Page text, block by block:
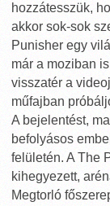
hozzátesszük,
akkor sok-sok
Punisher egy
már a moziban
visszatér a
műfajban
A bejelentést,
befolyásos
felületén. A The
kihegyezett,
Megtorló